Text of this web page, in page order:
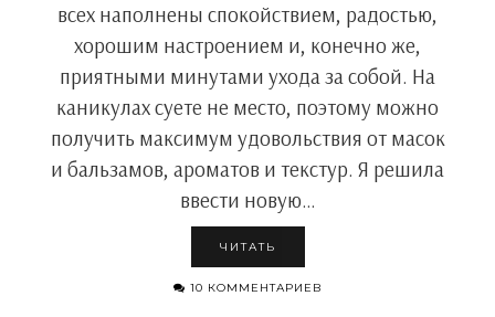
всех наполнены спокойствием, радостью,
хорошим настроением и, конечно же,
приятными минутами ухода за собой. На
каникулах суете не место, поэтому можно
получить максимум удовольствия от масок
и бальзамов, ароматов и текстур. Я решила
ввести новую…
ЧИТАТЬ
10 КОММЕНТАРИЕВ